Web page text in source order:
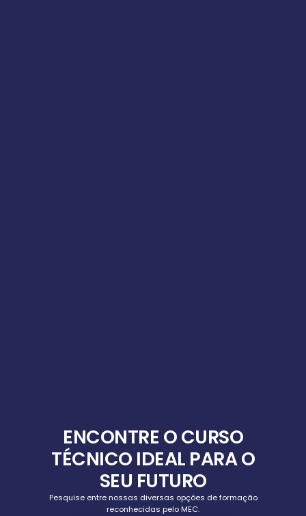
ENCONTRE O CURSO
TÉCNICO IDEAL PARA O
SEU FUTURO
Pesquise entre nossas diversas opções de formação
reconhecidas pelo MEC.